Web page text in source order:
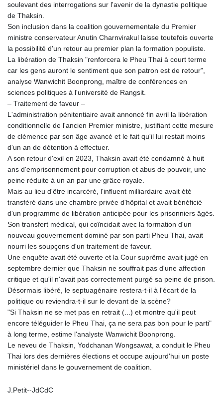
soulevant des interrogations sur l'avenir de la dynastie politique
de Thaksin.
Son inclusion dans la coalition gouvernementale du Premier
ministre conservateur Anutin Charnvirakul laisse toutefois ouverte
la possibilité d'un retour au premier plan la formation populiste.
La libération de Thaksin "renforcera le Pheu Thai à court terme
car les gens auront le sentiment que son patron est de retour",
analyse Wanwichit Boonprong, maître de conférences en
sciences politiques à l'université de Rangsit.
– Traitement de faveur –
L'administration pénitentiaire avait annoncé fin avril la libération
conditionnelle de l'ancien Premier ministre, justifiant cette mesure
de clémence par son âge avancé et le fait qu'il lui restait moins
d'un an de détention à effectuer.
A son retour d'exil en 2023, Thaksin avait été condamné à huit
ans d'emprisonnement pour corruption et abus de pouvoir, une
peine réduite à un an par une grâce royale.
Mais au lieu d'être incarcéré, l'influent milliardaire avait été
transféré dans une chambre privée d'hôpital et avait bénéficié
d'un programme de libération anticipée pour les prisonniers âgés.
Son transfert médical, qui coïncidait avec la formation d'un
nouveau gouvernement dominé par son parti Pheu Thai, avait
nourri les soupçons d'un traitement de faveur.
Une enquête avait été ouverte et la Cour suprême avait jugé en
septembre dernier que Thaksin ne souffrait pas d'une affection
critique et qu'il n'avait pas correctement purgé sa peine de prison.
Désormais libéré, le septuagénaire restera-t-il à l'écart de la
politique ou reviendra-t-il sur le devant de la scène?
"Si Thaksin ne se met pas en retrait (...) et montre qu'il peut
encore téléguider le Pheu Thai, ça ne sera pas bon pour le parti"
à long terme, estime l'analyste Wanwichit Boonprong.
Le neveu de Thaksin, Yodchanan Wongsawat, a conduit le Pheu
Thai lors des dernières élections et occupe aujourd'hui un poste
ministériel dans le gouvernement de coalition.
J.Petit--JdCdC